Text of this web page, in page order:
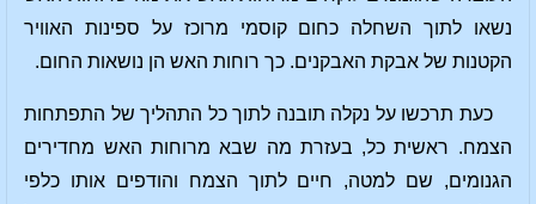
נשאו לתוך השחלה כחום קוסמי מרוכז על ספינות האוויר
הקטנות של אבקת האבקנים. כך רוחות האש הן נושאות החום.
כעת תרכשו על נקלה תובנה לתוך כל התהליך של התפתחות
הצמח. ראשית כל, בעזרת מה שבא מרוחות האש מחדירים
הגנומים, שם למטה, חיים לתוך הצמח והודפים אותו כלפי